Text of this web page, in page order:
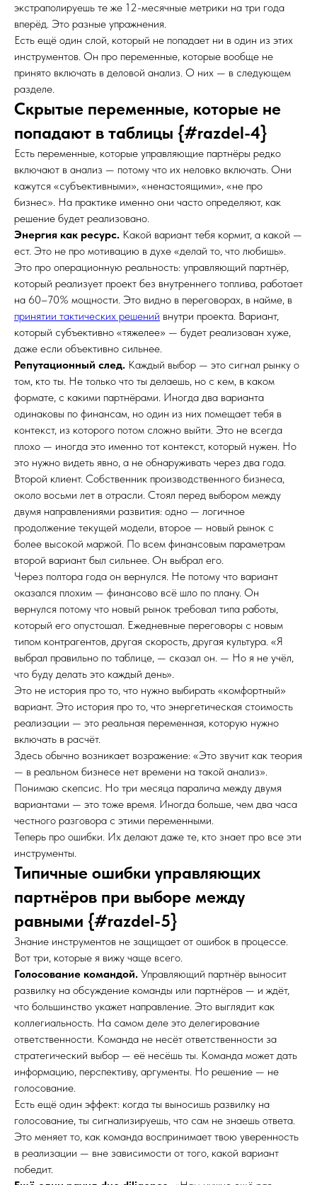
экстраполируешь те же 12-месячные метрики на три года
вперёд. Это разные упражнения.
Есть ещё один слой, который не попадает ни в один из этих
инструментов. Он про переменные, которые вообще не
принято включать в деловой анализ. О них — в следующем
разделе.
Скрытые переменные, которые не
попадают в таблицы {#razdel-4}
Есть переменные, которые управляющие партнёры редко
включают в анализ — потому что их неловко включать. Они
кажутся «субъективными», «ненастоящими», «не про
бизнес». На практике именно они часто определяют, как
решение будет реализовано.
Энергия как ресурс. Какой вариант тебя кормит, а какой —
ест. Это не про мотивацию в духе «делай то, что любишь».
Это про операционную реальность: управляющий партнёр,
который реализует проект без внутреннего топлива, работает
на 60–70% мощности. Это видно в переговорах, в найме, в
принятии тактических решений внутри проекта. Вариант,
который субъективно «тяжелее» — будет реализован хуже,
даже если объективно сильнее.
Репутационный след. Каждый выбор — это сигнал рынку о
том, кто ты. Не только что ты делаешь, но с кем, в каком
формате, с какими партнёрами. Иногда два варианта
одинаковы по финансам, но один из них помещает тебя в
контекст, из которого потом сложно выйти. Это не всегда
плохо — иногда это именно тот контекст, который нужен. Но
это нужно видеть явно, а не обнаруживать через два года.
Второй клиент. Собственник производственного бизнеса,
около восьми лет в отрасли. Стоял перед выбором между
двумя направлениями развития: одно — логичное
продолжение текущей модели, второе — новый рынок с
более высокой маржой. По всем финансовым параметрам
второй вариант был сильнее. Он выбрал его.
Через полтора года он вернулся. Не потому что вариант
оказался плохим — финансово всё шло по плану. Он
вернулся потому что новый рынок требовал типа работы,
который его опустошал. Ежедневные переговоры с новым
типом контрагентов, другая скорость, другая культура. «Я
выбрал правильно по таблице, — сказал он. — Но я не учёл,
что буду делать это каждый день».
Это не история про то, что нужно выбирать «комфортный»
вариант. Это история про то, что энергетическая стоимость
реализации — это реальная переменная, которую нужно
включать в расчёт.
Здесь обычно возникает возражение: «Это звучит как теория
— в реальном бизнесе нет времени на такой анализ».
Понимаю скепсис. Но три месяца паралича между двумя
вариантами — это тоже время. Иногда больше, чем два часа
честного разговора с этими переменными.
Теперь про ошибки. Их делают даже те, кто знает про все эти
инструменты.
Типичные ошибки управляющих
партнёров при выборе между
равными {#razdel-5}
Знание инструментов не защищает от ошибок в процессе.
Вот три, которые я вижу чаще всего.
Голосование командой. Управляющий партнёр выносит
развилку на обсуждение команды или партнёров — и ждёт,
что большинство укажет направление. Это выглядит как
коллегиальность. На самом деле это делегирование
ответственности. Команда не несёт ответственности за
стратегический выбор — её несёшь ты. Команда может дать
информацию, перспективу, аргументы. Но решение — не
голосование.
Есть ещё один эффект: когда ты выносишь развилку на
голосование, ты сигнализируешь, что сам не знаешь ответа.
Это меняет то, как команда воспринимает твою уверенность
в реализации — вне зависимости от того, какой вариант
победит.